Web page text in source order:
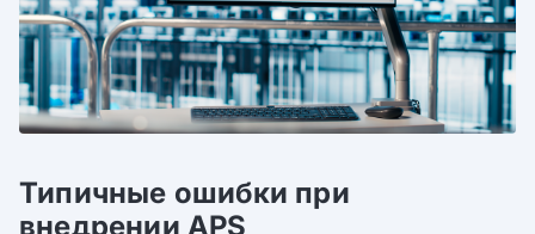
Типичные ошибки при
внедрении APS